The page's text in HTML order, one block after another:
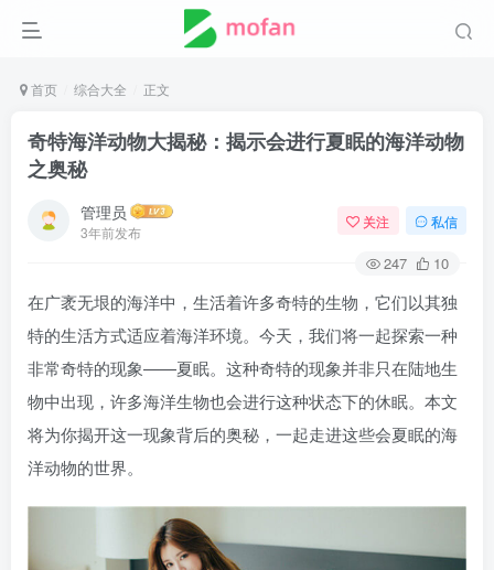
首页 综合大全 正文
奇特海洋动物大揭秘：揭示会进行夏眠的海洋动物
之奥秘
管理员
3年前发布
关注 私信
247 10
在广袤无垠的海洋中，生活着许多奇特的生物，它们以其独
特的生活方式适应着海洋环境。今天，我们将一起探索一种
非常奇特的现象——夏眠。这种奇特的现象并非只在陆地生
物中出现，许多海洋生物也会进行这种状态下的休眠。本文
将为你揭开这一现象背后的奥秘，一起走进这些会夏眠的海
洋动物的世界。